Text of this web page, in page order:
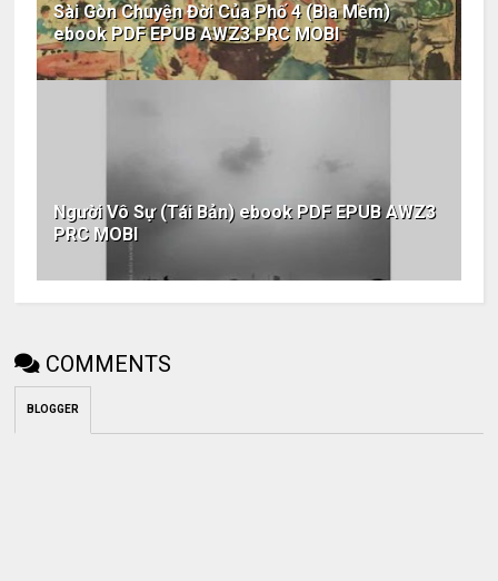
Sài Gòn Chuyện Đời Của Phố 4 (Bìa Mềm)
ebook PDF EPUB AWZ3 PRC MOBI
Người Vô Sự (Tái Bản) ebook PDF EPUB AWZ3
PRC MOBI
COMMENTS
BLOGGER